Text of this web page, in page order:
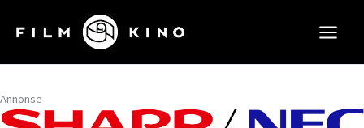
rett
innholdet
Annonse